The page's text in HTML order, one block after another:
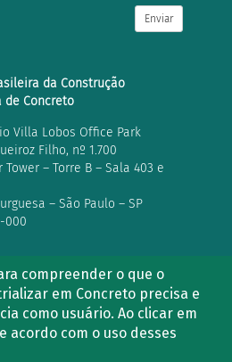
compreender o que o
em Concreto precisa e
como usuário. Ao clicar em
acordo com o uso desses
Enviar
da Construção
de Concreto
Villa Lobos Office Park
Filho, nº 1.700
Tower – Torre B – Sala 403 e
– São Paulo – SP
000
| (11) 3021-5733